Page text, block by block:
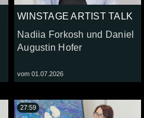
WINSTAGE ARTIST TALK
Nadiia Forkosh und Daniel
Augustin Hofer
vom 01.07.2026
27:59